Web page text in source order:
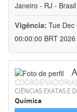
Janeiro - RJ - Brasil
Vigência: Tue Dec
00:00:00 BRT 2026
COORDENADOR(A)
CIÊNCIAS EXATAS E
Química